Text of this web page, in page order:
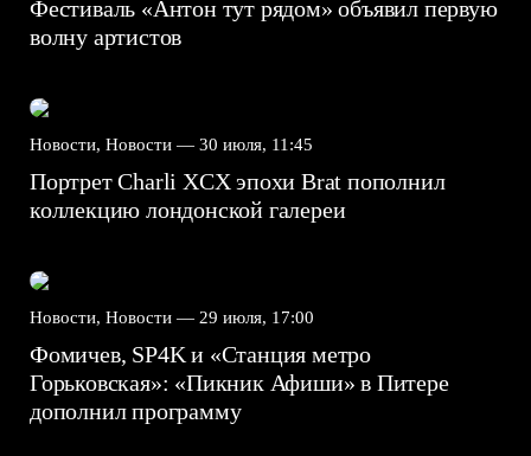
Фестиваль «Антон тут рядом» объявил первую
волну артистов
Новости, Новости — 30 июля, 11:45
Портрет Charli XCX эпохи Brat пополнил
коллекцию лондонской галереи
Новости, Новости — 29 июля, 17:00
Фомичев, SP4K и «Станция метро
Горьковская»: «Пикник Афиши» в Питере
дополнил программу